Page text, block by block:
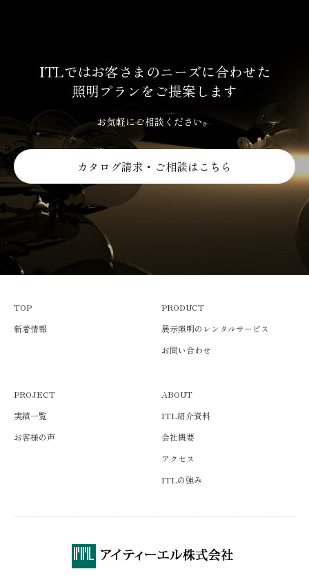
ITLではお客さまのニーズに合わせた
照明プランをご提案します
お気軽にご相談ください。
カタログ請求・ご相談はこちら
TOP
新着情報
PRODUCT
展示照明のレンタルサービス
お問い合わせ
PROJECT
実績一覧
お客様の声
ABOUT
ITL紹介資料
会社概要
アクセス
ITLの強み